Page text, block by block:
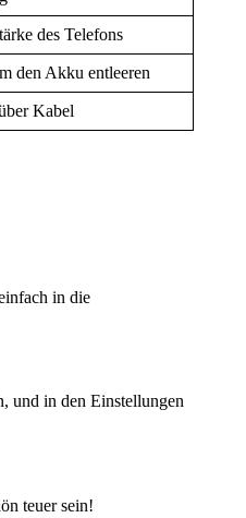
des Telefons
den Akku entleeren
Kabel
in die
und in den Einstellungen
teuer sein!